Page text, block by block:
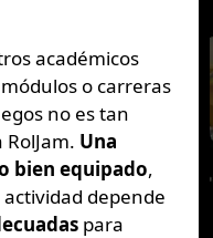
académicos
o carreras
no es tan
Una
bien equipado,
depende
para